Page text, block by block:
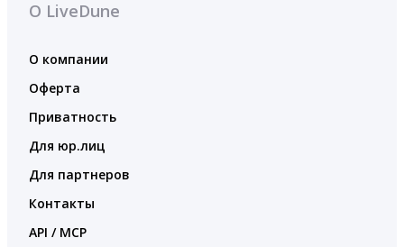
О LiveDune
О компании
Оферта
Приватность
Для юр.лиц
Для партнеров
Контакты
API / MCP